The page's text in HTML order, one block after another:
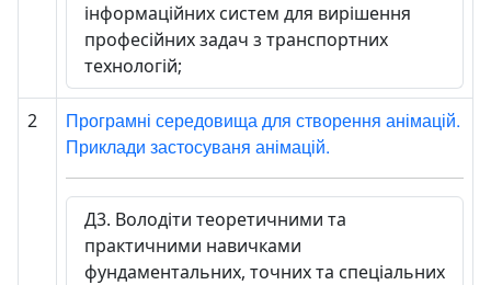
інформаційних систем для вирішення
професійних задач з транспортних
технологій;
2
Програмні середовища для створення анімацій.
Приклади застосуваня анімацій.
Д3. Володіти теоретичними та
практичними навичками
фундаментальних, точних та спеціальних